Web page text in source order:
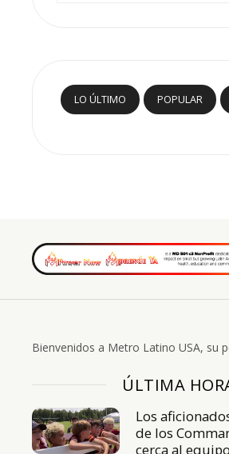
LO ÚLTIMO POPULAR
Bienvenidos a Metro Latino USA, su
ÚLTIMA
Los
de los
cerca al